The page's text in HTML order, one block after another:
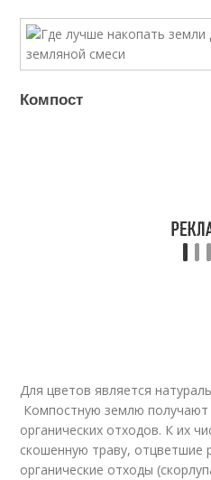
Компост
Для цветов является
Компостную землю получают
органических отходов. К их
скошенную траву, отцветшие
органические отходы